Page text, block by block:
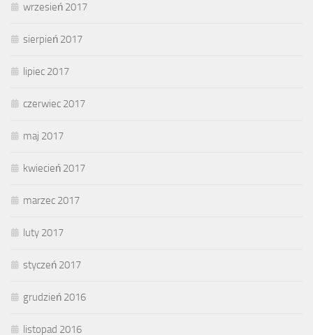
wrzesień 2017
sierpień 2017
lipiec 2017
czerwiec 2017
maj 2017
kwiecień 2017
marzec 2017
luty 2017
styczeń 2017
grudzień 2016
listopad 2016